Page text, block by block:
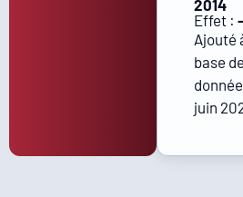
2014
Effet : -
Ajouté
base de
juin